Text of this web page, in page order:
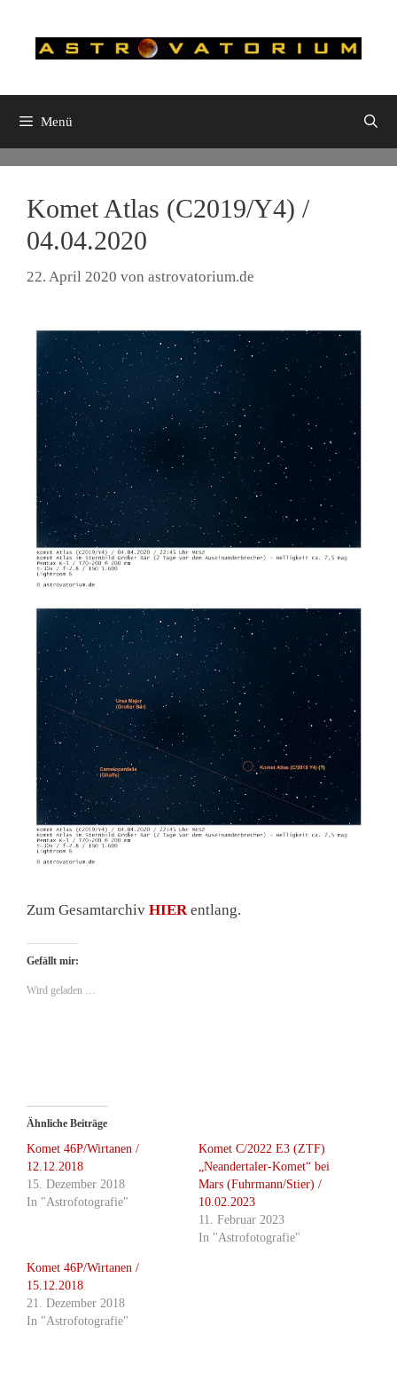
springen
Menü
Komet Atlas (C2019/Y4) /
04.04.2020
22. April 2020 von astrovatorium.de
Zum Gesamtarchiv HIERentlang.
Gefällt mir:
Wird geladen …
Ähnliche Beiträge
Komet 46P/Wirtanen /
12.12.2018
15. Dezember 2018
In "Astrofotografie"
Komet C/2022 E3 (ZTF)
„Neandertaler-Komet“ bei
Mars (Fuhrmann/Stier) /
10.02.2023
11. Februar 2023
In "Astrofotografie"
Komet 46P/Wirtanen /
15.12.2018
21. Dezember 2018
In "Astrofotografie"